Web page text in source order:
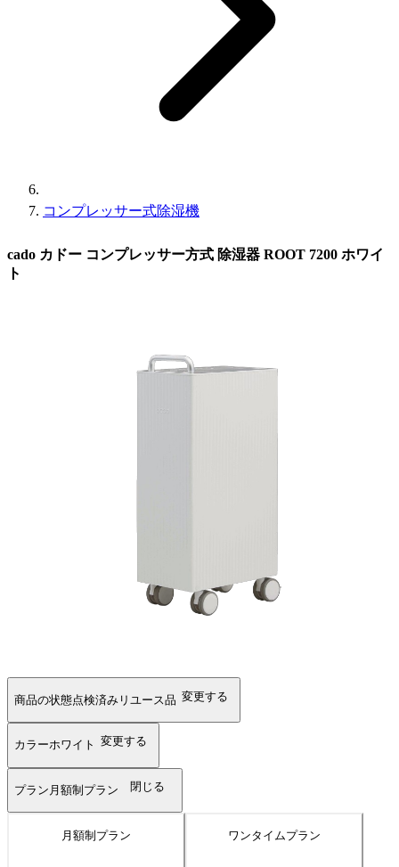
コンプレッサー式除湿機
cado カドー コンプレッサー方式 除湿器 ROOT 7200 ホワイ
ト
商品の状態点検済みリユース品 変更する
カラーホワイト 変更する
プラン 月額制プラン 閉じる
月額制プラン ワンタイムプラン